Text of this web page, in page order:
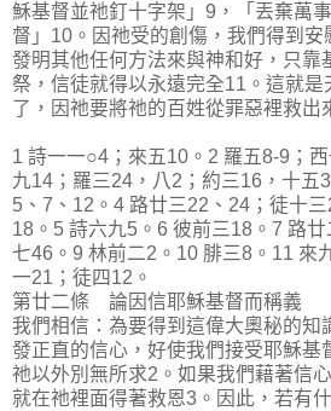
穌基督並祂釘十字架」9，「丟棄萬
督」10。因祂受的創傷，我們得到
發明其他任何方法來與神和好，只靠
祭，信徒就得以永遠完全11。這就
了，因祂要將祂的百姓從罪惡裡救出
1 詩一一○4；來五10。2 羅五8-9；
九14；羅三24，八2；約三16，十五
5、7、12。4 路廿三22、24；徒十
18。5 詩六九5。6 彼前三18。7 路
七46。9 林前二2。10 腓三8。11 來
一21；徒四12。
第廿二條 論因信耶穌基督而稱義
我們相信：為要得到這偉大奧秘的知
發正直的信心，好使我們接受耶穌基
祂以外別無所求2。如果我們藉著信
就在祂裡面得著救恩3。因此，若有